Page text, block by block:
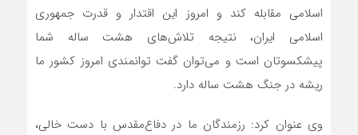
اسلامی مقابله کند و امروز این اقتدار و قدرت جمهوری
اسلامی ایران، نتیجه تلاش‌های هشت ساله شما
پیشکسوتان است و می‌توان گفت توانمندی امروز کشور ما
ریشه در جنگ هشت ساله دارد.
وی عنوان کرد: رزمندگان ما در دفاع‌مقدس با دست خالی،